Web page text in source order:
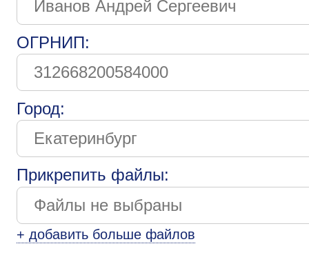
ОГРНИП:
Город:
Прикрепить файлы:
+ добавить больше файлов